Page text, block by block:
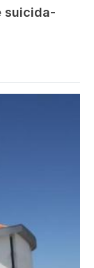
suicida-